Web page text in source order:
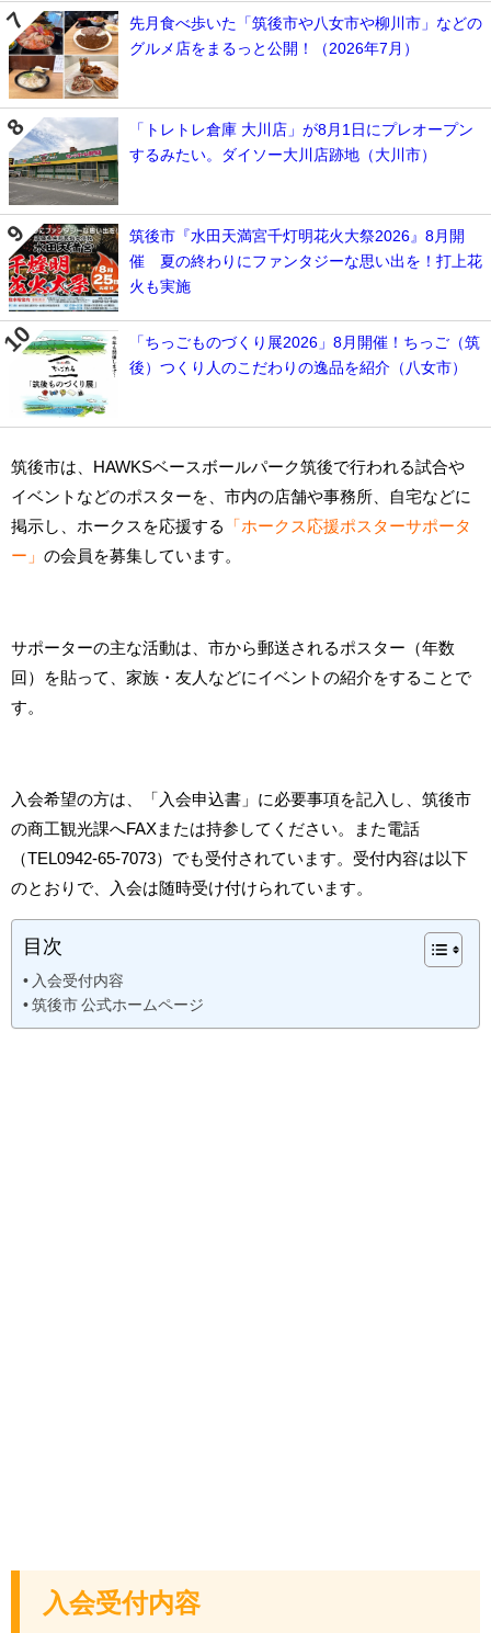
先月食べ歩いた「筑後市や八女市や柳川市」などの
グルメ店をまるっと公開！（2026年7月）
「トレトレ倉庫 大川店」が8月1日にプレオープン
するみたい。ダイソー大川店跡地（大川市）
筑後市『水田天満宮千灯明花火大祭2026』8月開
催 夏の終わりにファンタジーな思い出を！打上花
火も実施
「ちっごものづくり展2026」8月開催！ちっご（筑
後）つくり人のこだわりの逸品を紹介（八女市）
筑後市は、HAWKSベースボールパーク筑後で行われる試合や
イベントなどのポスターを、市内の店舗や事務所、自宅などに
掲示し、ホークスを応援する
「ホークス応援ポスターサポータ
ー」 の会員を募集しています。
サポーターの主な活動は、市から郵送されるポスター（年数
回）を貼って、家族・友人などにイベントの紹介をすることで
す。
入会希望の方は、「入会申込書」に必要事項を記入し、筑後市
の商工観光課へFAXまたは持参してください。また電話
（TEL0942-65-7073）でも受付されています。受付内容は以下
のとおりで、入会は随時受け付けられています。
目次
入会受付内容
筑後市 公式ホームページ
入会受付内容